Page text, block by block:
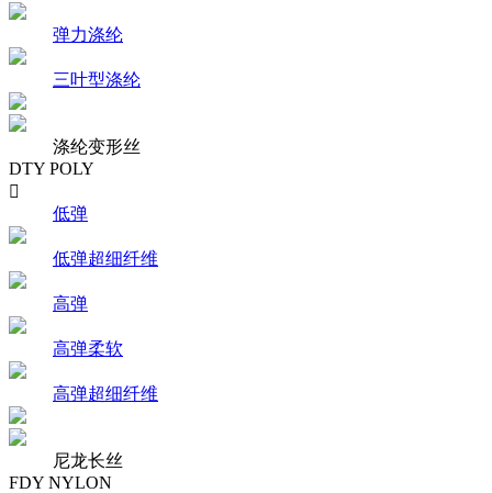
弹力涤纶
三叶型涤纶
涤纶变形丝
DTY POLY

低弹
低弹超细纤维
高弹
高弹柔软
高弹超细纤维
尼龙长丝
FDY NYLON